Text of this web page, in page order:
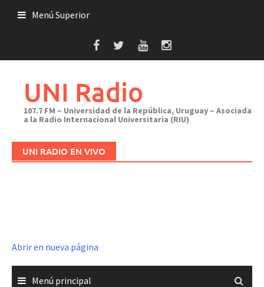
Menú Superior
UNI Radio
107.7 FM – Universidad de la República, Uruguay – Asociada
a la Radio Internacional Universitaria (RIU)
UNI RADIO EN VIVO
Abrir en nueva página
Menú principal